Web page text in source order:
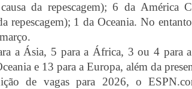
da repescagem); 6 da América
repescagem); 1 da Oceania. No
a Ásia, 5 para a África, 3 ou 4 para
e 13 para a Europa, além da
de vagas para 2026, o